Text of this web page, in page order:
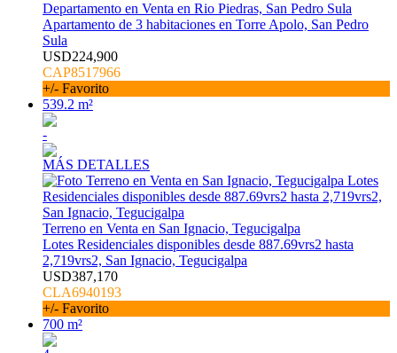
Departamento en Venta en Rio Piedras, San Pedro Sula
Apartamento de 3 habitaciones en Torre Apolo, San Pedro
Sula
USD224,900
CAP8517966
+/- Favorito
539.2 m²
-
MÁS DETALLES
Terreno en Venta en San Ignacio, Tegucigalpa
Lotes Residenciales disponibles desde 887.69vrs2 hasta
2,719vrs2, San Ignacio, Tegucigalpa
USD387,170
CLA6940193
+/- Favorito
700 m²